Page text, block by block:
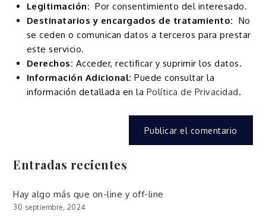
Legitimación: Por consentimiento del interesado.
Destinatarios y encargados de tratamiento: No
se ceden o comunican datos a terceros para prestar
este servicio.
Derechos: Acceder, rectificar y suprimir los datos.
Información Adicional: Puede consultar la
información detallada en la Política de Privacidad.
Entradas recientes
Hay algo más que on-line y off-line
30 septiembre, 2024